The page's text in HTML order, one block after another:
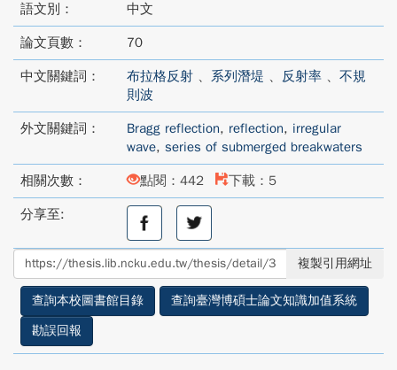
語文別： 中文
論文頁數： 70
中文關鍵詞： 布拉格反射 、 系列潛堤 、 反射率 、 不規
則波
外文關鍵詞： Bragg reflection, reflection, irregular
wave, series of submerged breakwaters
相關次數： 點閱：442 下載：5
分享至:
分
至
facebook
分
享
至
twitter
複製引用網址
查詢本校圖書館目錄
查詢臺灣博碩士論文知識加值系統
勘誤回報